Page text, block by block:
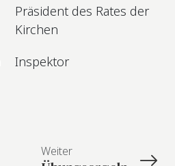
Präsident des Rates der
Kirchen
Inspektor
Weiter